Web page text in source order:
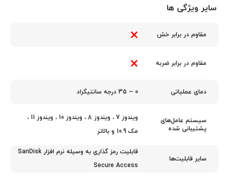
سایر ویژگی ها
مقاوم در برابر خش
مقاوم در برابر ضربه
دمای عملیاتی 0 ~ 35 درجه سانتیگراد
سیستم عامل‌های
پشتیبانی شده
ویندوز 7 ، ویندوز 8 ، ویندوز 10 ، ویندوز 11 ،
مک 10.9 و بالاتر
سایر قابلیت‌ها
قابلیت رمز گذاری به وسیله نرم افزار SanDisk
Secure Access